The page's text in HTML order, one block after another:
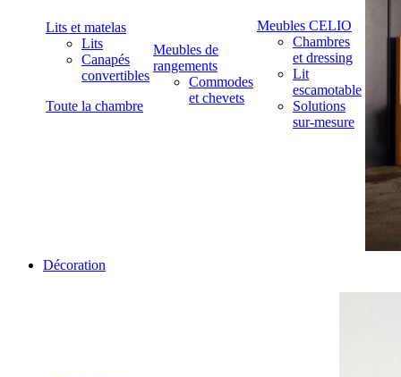
Lits et matelas
Lits
Canapés
convertibles
Toute la chambre
Meubles de
rangements
Commodes
et chevets
Meubles CELIO
Chambres
et dressing
Lit
escamotable
Solutions
sur-mesure
Décoration